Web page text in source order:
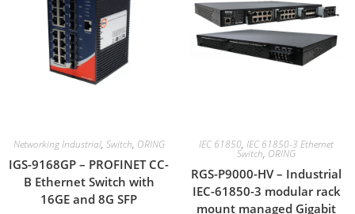
Networking Industrial, Switch, ORING
IGS-9168GP – PROFINET CC-
B Ethernet Switch with
16GE and 8G SFP
IEC 61850, IEC 61850-3 Ethernet
Switch, ORING
RGS-P9000-HV – Industrial
IEC-61850-3 modular rack
mount managed Gigabit